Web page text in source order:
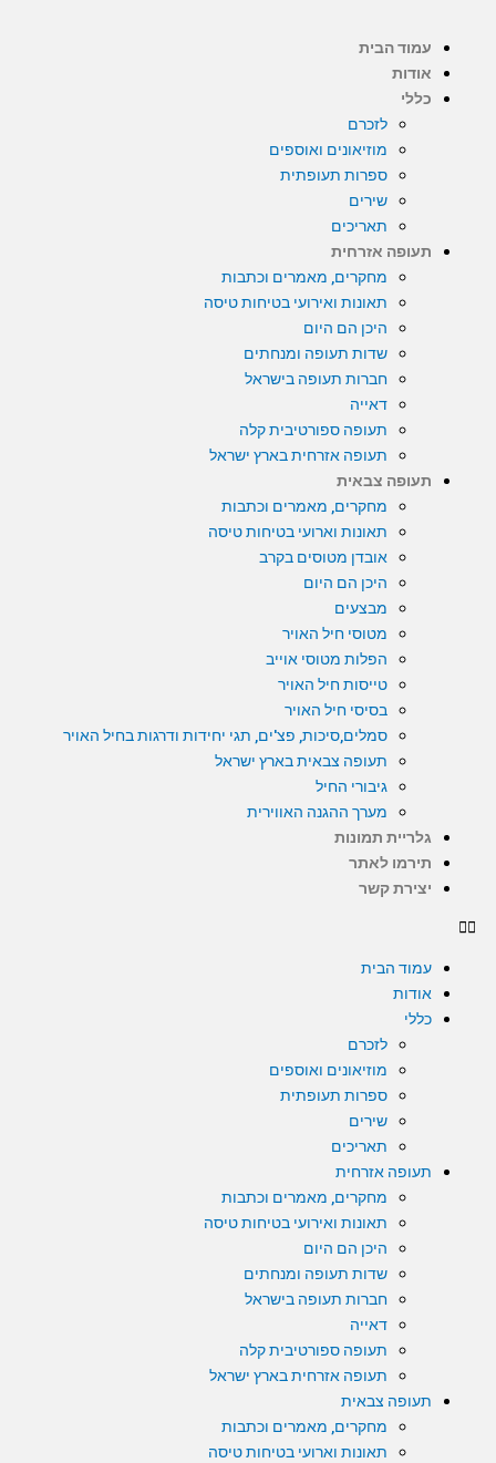
עמוד הבית
אודות
כללי
לזכרם
מוזיאונים ואוספים
ספרות תעופתית
שירים
תאריכים
תעופה אזרחית
מחקרים, מאמרים וכתבות
תאונות ואירועי בטיחות טיסה
היכן הם היום
שדות תעופה ומנחתים
חברות תעופה בישראל
דאייה
תעופה ספורטיבית קלה
תעופה אזרחית בארץ ישראל
תעופה צבאית
מחקרים, מאמרים וכתבות
תאונות וארועי בטיחות טיסה
אובדן מטוסים בקרב
היכן הם היום
מבצעים
מטוסי חיל האויר
הפלות מטוסי אוייב
טייסות חיל האויר
בסיסי חיל האויר
סמלים,סיכות, פצ'ים, תגי יחידות ודרגות בחיל האויר
תעופה צבאית בארץ ישראל
גיבורי החיל
מערך ההגנה האווירית
גלריית תמונות
תירמו לאתר
יצירת קשר
עמוד הבית
אודות
כללי
לזכרם
מוזיאונים ואוספים
ספרות תעופתית
שירים
תאריכים
תעופה אזרחית
מחקרים, מאמרים וכתבות
תאונות ואירועי בטיחות טיסה
היכן הם היום
שדות תעופה ומנחתים
חברות תעופה בישראל
דאייה
תעופה ספורטיבית קלה
תעופה אזרחית בארץ ישראל
תעופה צבאית
מחקרים, מאמרים וכתבות
תאונות וארועי בטיחות טיסה